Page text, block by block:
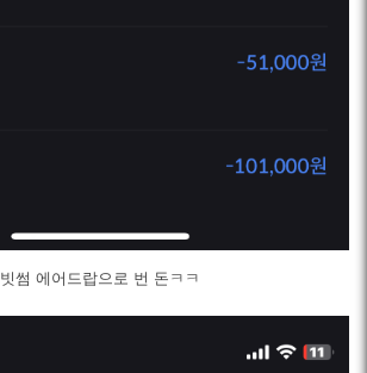
빗썸 에어드랍으로 번 돈ㅋㅋ